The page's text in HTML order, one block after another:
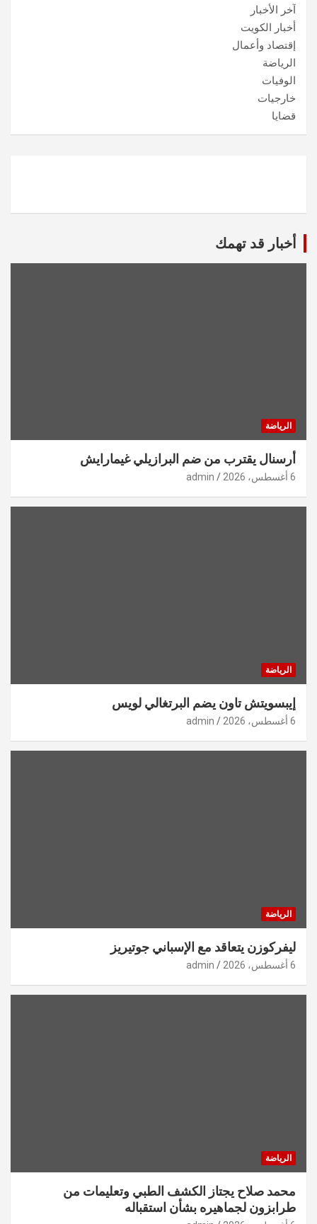
آخر الأخبار
أخبار الكويت
إقتصاد وأعمال
الرياضة
الوفيات
خارجيات
قضايا
أخبار قد تهمك
الرياضة
أرسنال يقترب من ضم البرازيلي غيمارايش
6 أغسطس، 2026 admin
الرياضة
إيبسويتش تاون يضم البرتغالي لويس
6 أغسطس، 2026 admin
الرياضة
ليفركوزن يتعاقد مع الإسباني جوتيريز
6 أغسطس، 2026 admin
الرياضة
محمد صلاح يجتاز الكشف الطبي وتعليمات من
طرابزون لجماهيره بشأن استقباله